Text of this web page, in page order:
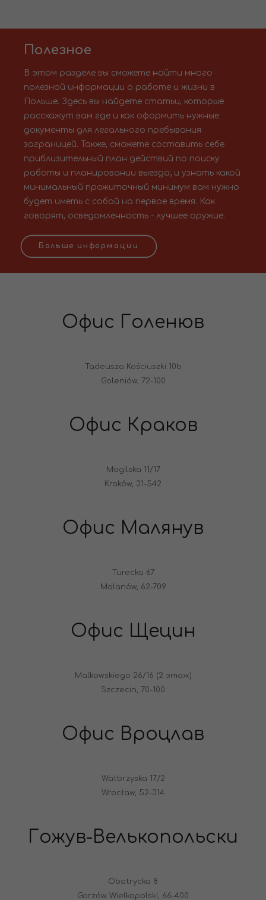
Полезное
В этом разделе вы сможете найти много
полезной информации о работе и жизни в
Польше. Здесь вы найдете статьи, которые
расскажут вам где и как оформить нужные
документы для легального пребывания
заграницей. Также, сможете составить себе
приблизительный план действий по поиску
работы и планировании выезда; и узнать какой
минимальный прожиточный минимум вам нужно
будет иметь с собой на первое время. Как
говорят, осведомленность - лучшее оружие.
Больше информации
Офис Голенюв
Tadeusza Kościuszki 10b
Goleniów, 72-100
Офис Краков
Mogilska 11/17
Kraków, 31-542
Офис Малянув
Turecka 67
Malanów, 62-709
Офис Щецин
Malkowskiego 26/16 (2 этаж)
Szczecin, 70-100
Офис Вроцлав
Watbrzyska 17/2
Wrocław, 52-314
Гожув-Велькопольски
Obotrycka 8
Gorzów Wielkopolski, 66-400